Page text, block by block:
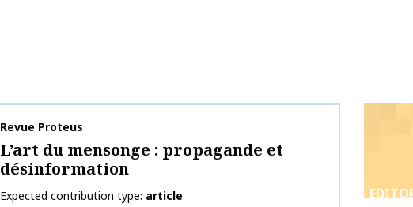
Publication name
Revue Proteus
L’art du mensonge : propagande et
désinformation
Expected contribution type article